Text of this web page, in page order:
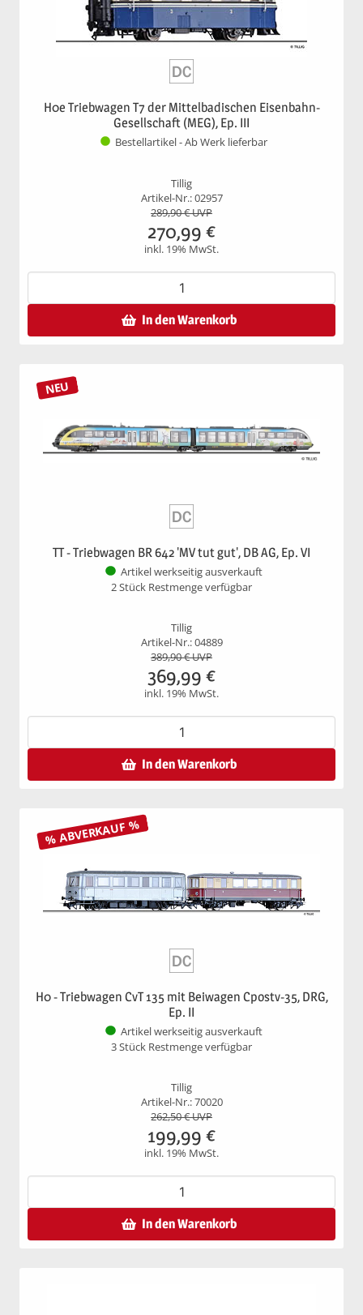
H0e Triebwagen T7 der Mittelbadischen Eisenbahn-
Gesellschaft (MEG), Ep. III
Bestellartikel - Ab Werk lieferbar
Tillig
Artikel-Nr.: 02957
289,90€ UVP
270,99 €
inkl. 19% MwSt.
In den Warenkorb
NEU
TT - Triebwagen BR 642 'MV tut gut', DB AG, Ep. VI
Artikel werkseitig ausverkauft
2 Stück Restmenge verfügbar
Tillig
Artikel-Nr.: 04889
389,90€ UVP
369,99 €
inkl. 19% MwSt.
In den Warenkorb
% ABVERKAUF %
H0 - Triebwagen CvT 135 mit Beiwagen Cpostv-35, DRG,
Ep. II
Artikel werkseitig ausverkauft
3 Stück Restmenge verfügbar
Tillig
Artikel-Nr.: 70020
262,50€ UVP
199,99 €
inkl. 19% MwSt.
In den Warenkorb